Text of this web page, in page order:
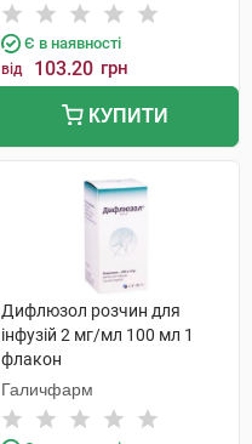
Є в наявності
від 103.20 грн
КУПИТИ
Дифлюзол розчин для
інфузій 2 мг/мл 100 мл 1
флакон
Галичфарм